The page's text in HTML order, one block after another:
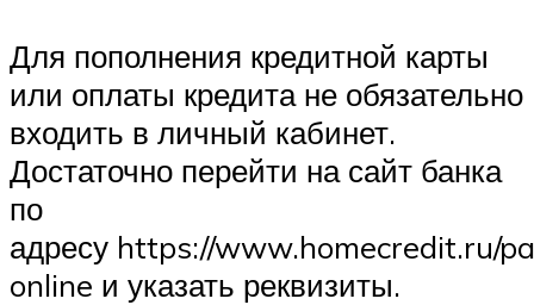
Для пополнения кредитной карты
или оплаты кредита не обязательно
входить в личный кабинет.
Достаточно перейти на сайт банка
по
адресу https://www.homecredit.ru/
online и указать реквизиты.